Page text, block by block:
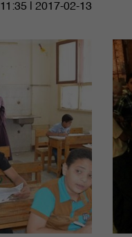
11:35 | 2017-02-13